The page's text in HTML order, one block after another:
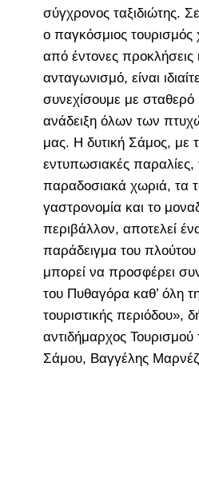
σύγχρονος ταξιδιώτης.
ο παγκόσμιος τουρισμός
από έντονες προκλήσεις
ανταγωνισμό, είναι
συνεχίσουμε με σταθερό
ανάδειξη όλων των
μας. Η δυτική Σάμος, με
εντυπωσιακές παραλίες,
παραδοσιακά χωριά, τα
γαστρονομία και το
περιβάλλον, αποτελεί
παράδειγμα του
μπορεί να προσφέρει
του Πυθαγόρα καθ’ όλη
τουριστικής περιόδου»,
αντιδήμαρχος Τουρισμού
Σάμου, Βαγγέλης